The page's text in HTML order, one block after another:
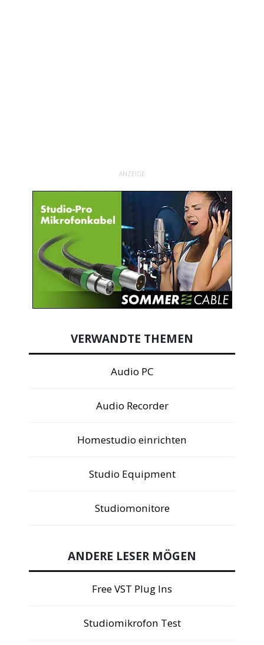
ANZEIGE
VERWANDTE THEMEN
Audio PC
Audio Recorder
Homestudio einrichten
Studio Equipment
Studiomonitore
ANDERE LESER MÖGEN
Free VST Plug Ins
Studiomikrofon Test